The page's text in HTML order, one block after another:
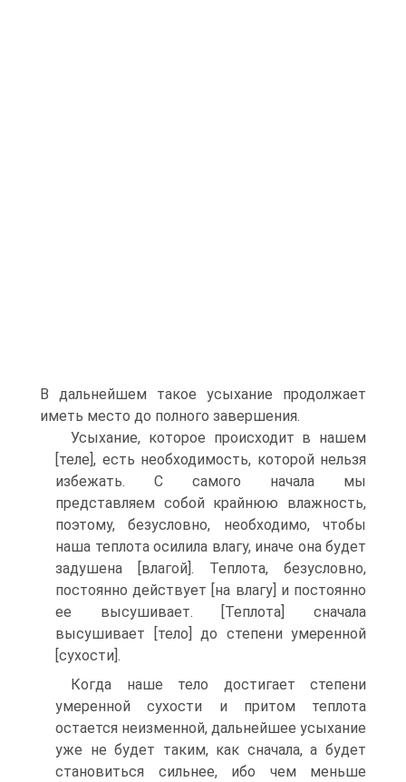
В дальнейшем такое усыхание продолжает
иметь место до полного завершения.
Усыхание, которое происходит в нашем
[теле], есть необходимость, которой нельзя
избежать. С самого начала мы
представляем собой крайнюю влажность,
поэтому, безусловно, необходимо, чтобы
наша теплота осилила влагу, иначе она будет
задушена [влагой]. Теплота, безусловно,
постоянно действует [на влагу] и постоянно
ее высушивает. [Теплота] сначала
высушивает [тело] до степени умеренной
[сухости].
Когда наше тело достигает степени
умеренной сухости и притом теплота
остается неизменной, дальнейшее усыхание
уже не будет таким, как сначала, а будет
становиться сильнее, ибо чем меньше